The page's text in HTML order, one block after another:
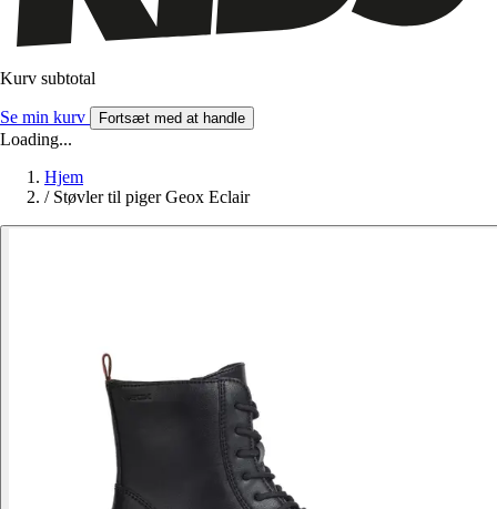
Kurv subtotal
Se min kurv Fortsæt med at handle
Loading...
Hjem
/ Støvler til piger Geox Eclair